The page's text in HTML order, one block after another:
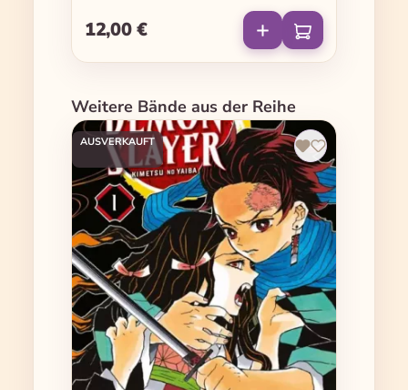
Regulärer Preis:
12,00 €
Produktgalerie überspringen
Weitere Bände aus der Reihe
AUSVERKAUFT